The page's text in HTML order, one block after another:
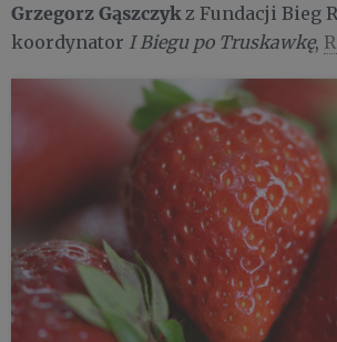
Grzegorz Gąszczykz Fundacji Bieg
koordynator I Biegu po Truskawkę,